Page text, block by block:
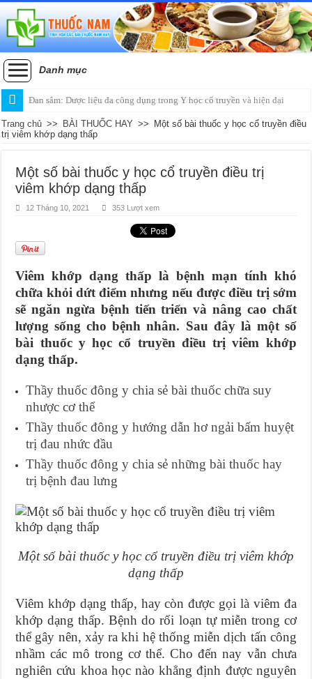
Danh mục
Đan sâm: Dược liệu đa công dụng trong Y học cổ truyền và hiện đại
Tần giao: Dược liệu quý từ y học cổ truyền đến hiện đại
Trang chủ >> BÀI THUỐC HAY >>
Một số bài thuốc y học cổ truyền điều
trị viêm khớp dạng thấp
Một số bài thuốc y học cổ truyền điều trị
viêm khớp dạng thấp
12 Tháng 10, 2021 353 Lượt xem
Viêm khớp dạng thấp là bệnh mạn tính khó
chữa khỏi dứt điểm nhưng nếu được điều trị sớm
sẽ ngăn ngừa bệnh tiến triển và nâng cao chất
lượng sống cho bệnh nhân. Sau đây là một số
bài thuốc y học cổ truyền điều trị viêm khớp
dạng thấp.
Thầy thuốc đông y chia sẻ bài thuốc chữa suy
nhược cơ thể
Thầy thuốc đông y hướng dẫn hơ ngải bấm huyệt
trị đau nhức đầu
Thầy thuốc đông y chia sẻ những bài thuốc hay
trị bệnh đau lưng
Một số bài thuốc y học cổ truyền điều trị viêm khớp
dạng thấp
Viêm khớp dạng thấp, hay còn được gọi là viêm đa
khớp dạng thấp. Bệnh do rối loạn tự miễn trong cơ
thể gây nên, xảy ra khi hệ thống miễn dịch tấn công
nhầm các mô trong cơ thể. Cho đến nay vẫn chưa
nghiên cứu khoa học nào khẳng định được nguyên